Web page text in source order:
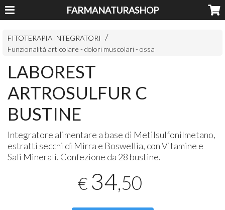
FARMANATURASHOP
FITOTERAPIA INTEGRATORI
Funzionalità articolare - dolori muscolari - ossa
LABOREST
ARTROSULFUR C
BUSTINE
Integratore alimentare a base di Metilsulfonilmetano,
estratti secchi di Mirra e Boswellia, con Vitamine e
Sali Minerali. Confezione da 28 bustine.
€ 34,50